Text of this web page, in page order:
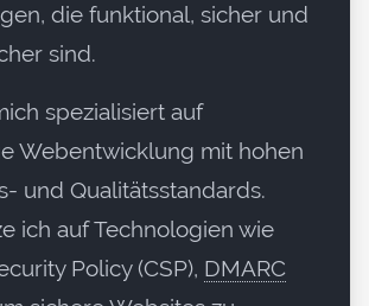
die funktional, sicher und
sind.
spezialisiert auf
Webentwicklung mit hohen
und Qualitätsstandards.
ich auf Technologien wie
Policy (CSP), DMARC